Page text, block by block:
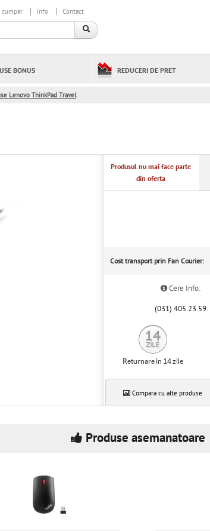
cumpar Info Contact
BONUS REDUCERI DE PRET
Lenovo ThinkPad Travel
Produsul nu mai face parte
din oferta
Cost transport prin Fan Courier:
Cere Info:
(031) 405.23.59
Returnare in 14 zile
Compara cu alte produse
Produse asemanatoare